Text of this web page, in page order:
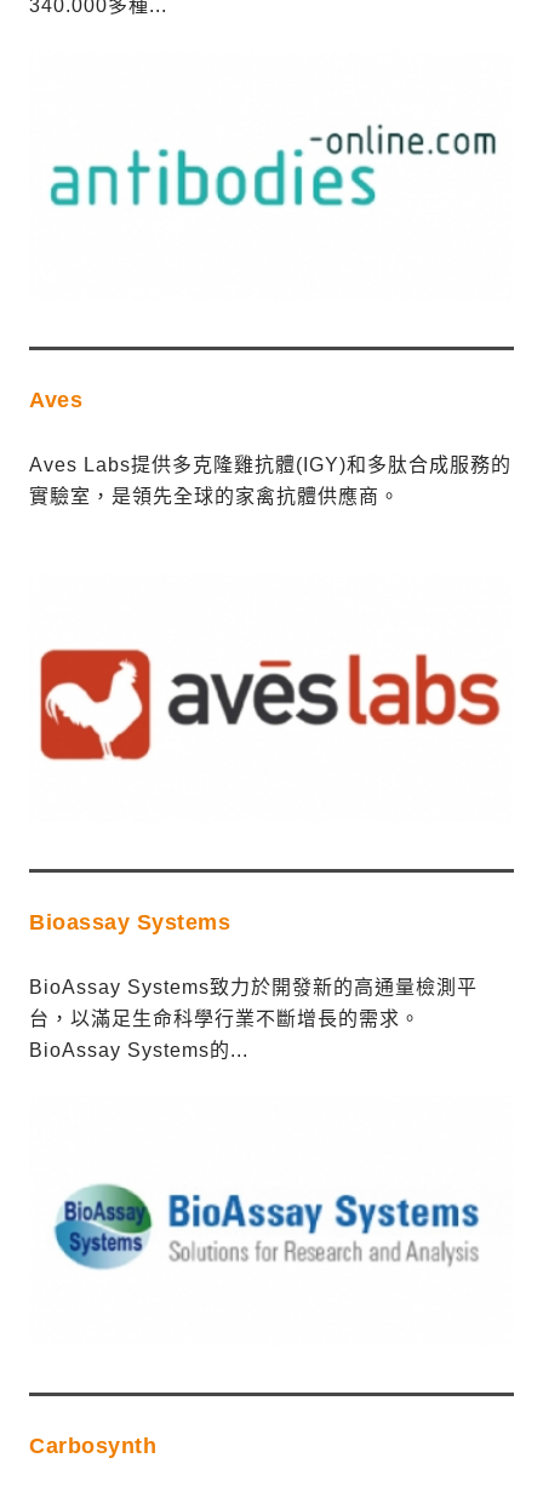
340.000多種...
Aves
Aves Labs提供多克隆雞抗體(IGY)和多肽合成服務的
實驗室，是領先全球的家禽抗體供應商。
Bioassay Systems
BioAssay Systems致力於開發新的高通量檢測平
台，以滿足生命科學行業不斷增長的需求。
BioAssay Systems的...
Carbosynth